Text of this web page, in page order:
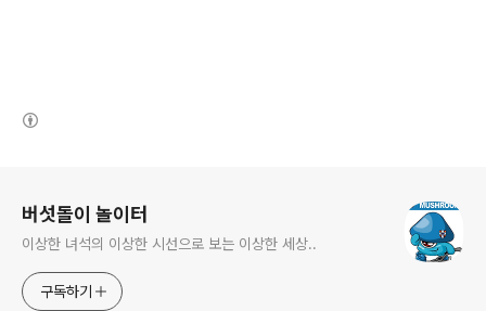
버섯돌이 놀이터
이상한 녀석의 이상한 시선으로 보는 이상한 세상..
구독하기